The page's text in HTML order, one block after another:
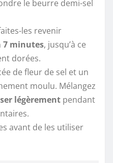
le beurre demi-sel
les revenir
7 minutes, jusqu’à ce
dorées.
de fleur de sel et un
moulu. Mélangez
légèrement pendant
avant de les utiliser